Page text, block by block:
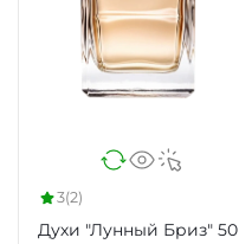
3(2)
Духи "Лунный Бриз" 50